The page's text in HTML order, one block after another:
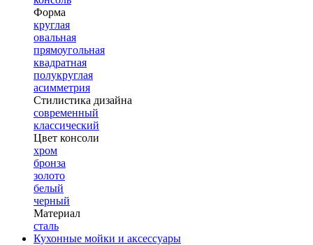
Форма
круглая
овальная
прямоугольная
квадратная
полукруглая
асимметрия
Стилистика дизайна
современный
классический
Цвет консоли
хром
бронза
золото
белый
черный
Материал
сталь
Кухонные мойки и аксессуары